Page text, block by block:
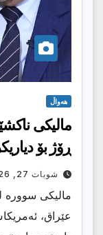
هەواڵ
مالیکى
ڕۆژ بۆ
شوبات 27, 2026
مالیكی سوورە
عێراق،